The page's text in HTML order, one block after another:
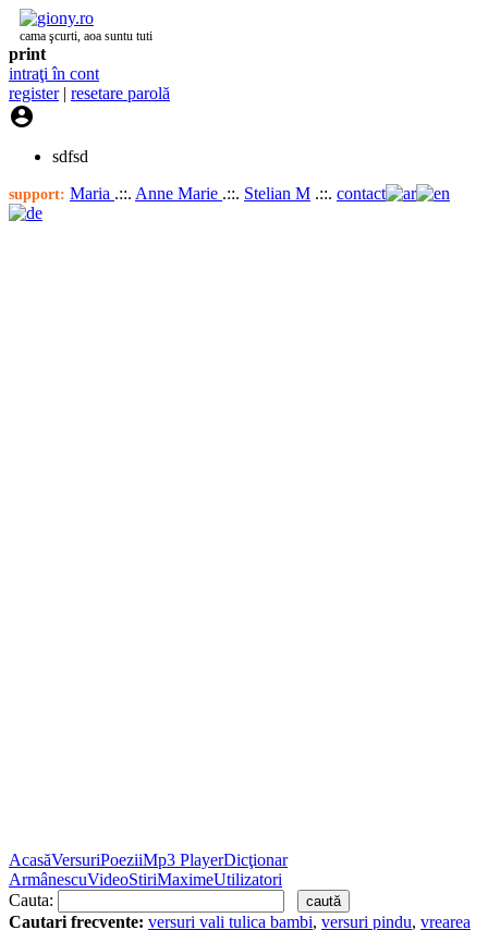
cama şcurti, aoa suntu tuti
print
intraţi în cont
register| resetare parolă

sdfsd
support: Maria .::. Anne Marie .::. Stelian M .::. contact
AcasăVersuriPoeziiMp3 PlayerDicţionar
ArmânescuVideoStiriMaximeUtilizatori
Cauta:
Cautari frecvente: versuri vali tulica bambi, versuri pindu, vrearea